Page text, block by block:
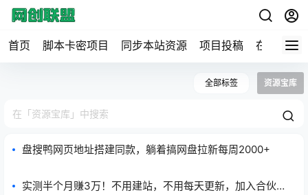
首页 脚本卡密项目 同步本站资源 项目投稿 在线工具
全部标签 资源宝库
盘搜鸭网页地址搭建同款，躺着搞网盘拉新每周2000+
实测半个月赚3万！不用建站，不用每天更新，加入合伙